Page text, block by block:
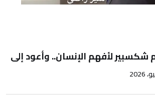
شكسبير لأفهم الإنسان.. وأعود إلى